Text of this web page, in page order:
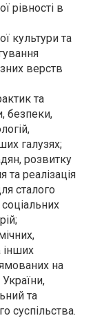
рівності в
культури та
верств
та
безпеки,
галузях;
розвитку
та реалізація
сталого
інших
на
та
суспільства.